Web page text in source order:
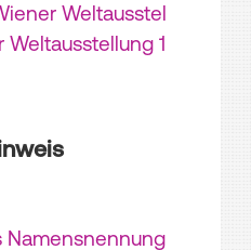
Weltausstel
Weltausstellung 1
Namensnennung